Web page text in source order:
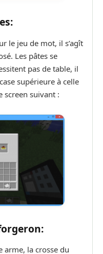
le jeu de mot, il s’agît
Les pâtes se
pas de table, il
supérieure à celle
screen suivant :
arme, la crosse du